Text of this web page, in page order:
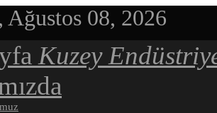
Ağustos 08, 2026
Kuzey